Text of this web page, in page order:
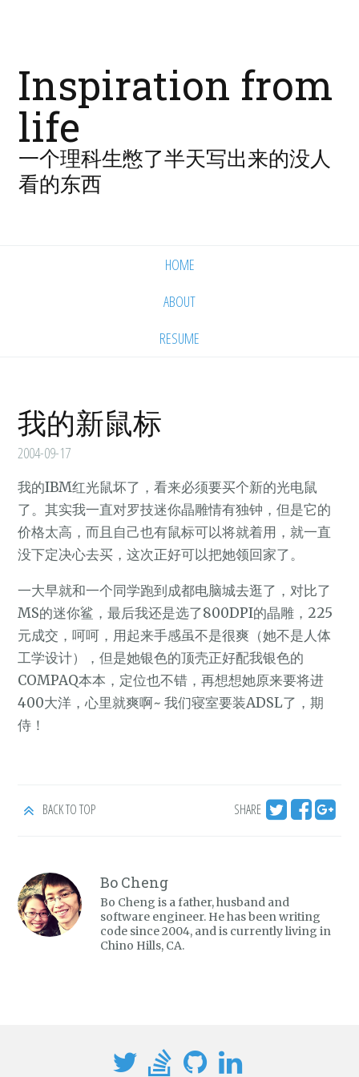
Inspiration from
life
一个理科生憋了半天写出来的没人
看的东西
HOME
ABOUT
RESUME
我的新鼠标
2004-09-17
我的IBM红光鼠坏了，看来必须要买个新的光电鼠
了。其实我一直对罗技迷你晶雕情有独钟，但是它的
价格太高，而且自己也有鼠标可以将就着用，就一直
没下定决心去买，这次正好可以把她领回家了。
一大早就和一个同学跑到成都电脑城去逛了，对比了
MS的迷你鲨，最后我还是选了800DPI的晶雕，225
元成交，呵呵，用起来手感虽不是很爽（她不是人体
工学设计），但是她银色的顶壳正好配我银色的
COMPAQ本本，定位也不错，再想想她原来要将进
400大洋，心里就爽啊~ 我们寝室要装ADSL了，期
侍！
BACK TO TOP SHARE
Bo Cheng
Bo Cheng is a father, husband and
software engineer. He has been writing
code since 2004, and is currently living in
Chino Hills, CA.